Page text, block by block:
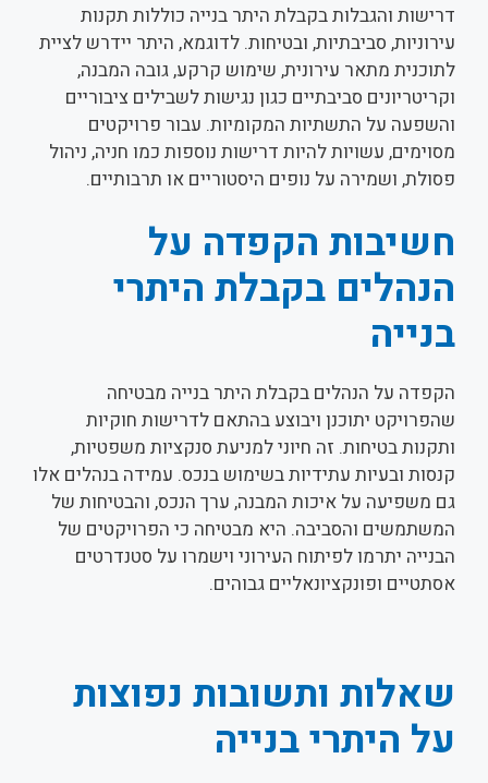
דרישות והגבלות בקבלת היתר בנייה כוללות תקנות
עירוניות, סביבתיות, ובטיחות. לדוגמא, היתר יידרש לציית
לתוכנית מתאר עירונית, שימוש קרקע, גובה המבנה,
וקריטריונים סביבתיים כגון נגישות לשבילים ציבוריים
והשפעה על התשתיות המקומיות. עבור פרויקטים
מסוימים, עשויות להיות דרישות נוספות כמו חניה, ניהול
פסולת, ושמירה על נופים היסטוריים או תרבותיים.
חשיבות הקפדה על
הנהלים בקבלת היתרי
בנייה
הקפדה על הנהלים בקבלת היתר בנייה מבטיחה
שהפרויקט יתוכנן ויבוצע בהתאם לדרישות חוקיות
ותקנות בטיחות. זה חיוני למניעת סנקציות משפטיות,
קנסות ובעיות עתידיות בשימוש בנכס. עמידה בנהלים אלו
גם משפיעה על איכות המבנה, ערך הנכס, והבטיחות של
המשתמשים והסביבה. היא מבטיחה כי הפרויקטים של
הבנייה יתרמו לפיתוח העירוני וישמרו על סטנדרטים
אסתטיים ופונקציונאליים גבוהים.
שאלות ותשובות נפוצות
על היתרי בנייה